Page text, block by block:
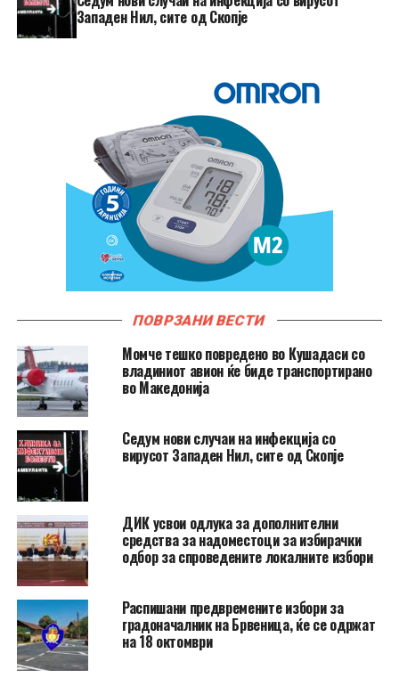
Западен Нил, сите од Скопје
ПОВРЗАНИ ВЕСТИ
Момче тешко повредено во Кушадаси со
владиниот авион ќе биде транспортирано
во Македонија
Седум нови случаи на инфекција со
вирусот Западен Нил, сите од Скопје
ДИК усвои одлука за дополнителни
средства за надоместоци за избирачки
одбор за спроведените локалните избори
Распишани предвремените избори за
градоначалник на Брвеница, ќе се одржат
на 18 октомври